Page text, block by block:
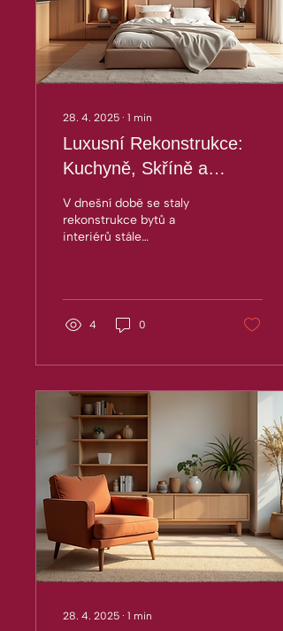
28. 4. 2025 ∙ 1 min
Luxusní Rekonstrukce:
Kuchyně, Skříně a
V dnešní době se staly
rekonstrukce bytů a
interiérů stále
4 0
28. 4. 2025 ∙ 1 min